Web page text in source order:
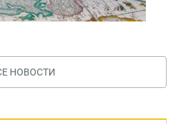
НОВОСТИ